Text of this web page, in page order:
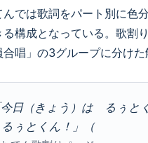
んでは歌詞をパート別に色
る構成となっている。歌割
合唱」の3グループに分け
今日（きょう）は るぅ
るぅとくん！」（